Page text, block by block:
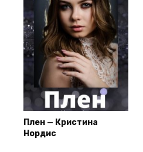
Плен — Кристина
Нордис